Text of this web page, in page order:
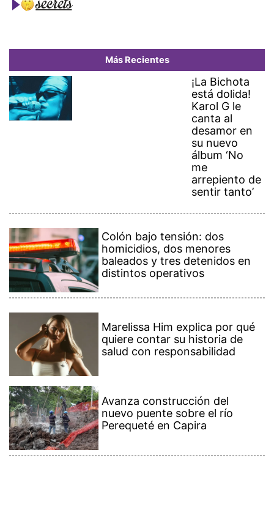
Más Recientes
¡La Bichota
está dolida!
Karol G le
canta al
desamor en
su nuevo
álbum ‘No
me
arrepiento de
sentir tanto’
Colón bajo tensión: dos
homicidios, dos menores
baleados y tres detenidos en
distintos operativos
Marelissa Him explica por qué
quiere contar su historia de
salud con responsabilidad
Avanza construcción del
nuevo puente sobre el río
Perequeté en Capira